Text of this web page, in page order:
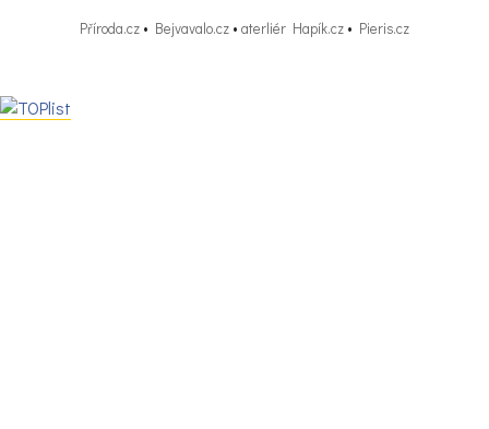
PDF file: ZDARMA jízdní kolo-akce.pdf
Příroda.cz • Bejvavalo.cz • aterliér Hapík.cz • Pieris.cz